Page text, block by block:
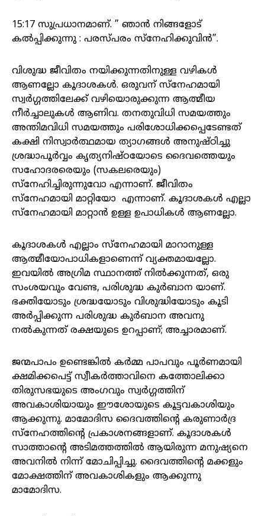
15:17 സുപ്രധാനമാണ്. ” ഞാൻ നിങ്ങളോട്
കൽപ്പിക്കുന്നു : പരസ്പരം സ്നേഹിക്കുവിൻ”.
വിശുദ്ധ ജീവിതം നയിക്കുന്നതിനുള്ള വഴികൾ
ആണല്ലോ കൂദാശകൾ. ഒരുവന് സ്നേഹമായി
സ്വർഗ്ഗത്തിലേക്ക് വഴിയൊരുക്കുന്ന ആത്മീയ
നീർച്ചാലുകൾ ആണിവ. തനതുവിധി സമയത്തും
അന്തിമവിധി സമയത്തും പരിശോധിക്കപ്പെടേണ്ടത്
കക്ഷി നിസ്വാർത്ഥമായ ത്യാഗങ്ങൾ അനുഷ്ഠിച്ചു
ശ്രദ്ധാപൂർവ്വം കൃത്യനിഷ്ഠയോടെ ദൈവത്തെയും
സഹോദരരെയും (സകലരെയും)
സ്നേഹിച്ചിരുന്നുവോ എന്നാണ്. ജീവിതം
സ്നേഹമായി മാറ്റിയോ എന്നാണ്. കൂദാശകൾ എല്ലാ
സ്നേഹമായി മാറ്റാൻ ഉള്ള ഉപാധികൾ ആണല്ലോ.
കൂദാശകൾ എല്ലാം സ്നേഹമായി മാറാനുള്ള
ആത്മീയോപാധികളാണെന്ന് വ്യക്തമായല്ലോ.
ഇവയിൽ അഗ്രിമ സ്ഥാനത്ത് നിൽക്കുന്നത്, ഒരു
സംശയവും വേണ്ട, പരിശുദ്ധ കുർബാന യാണ്.
ഭക്തിയോടും ശ്രദ്ധയോടും വിശുദ്ധിയോടും കൂടി
അർപ്പിക്കുന്ന പരിശുദ്ധ കുർബാന അവനു
നൽകുന്നത് രക്ഷയുടെ ഉറപ്പാണ്; അച്ചാരമാണ്.
ജന്മപാപം ഉണ്ടെങ്കിൽ കർമ്മ പാപവും പൂർണമായി
ക്ഷമിക്കപെട്ട് സ്വീകർത്താവിനെ കത്തോലിക്കാ
തിരുസഭയുടെ അംഗവും സ്വർഗ്ഗത്തിന്
അവകാശിയായും ഈശോയുടെ കൂട്ടവകാശിയും
ആക്കുന്നു. മാമോദിസ ദൈവത്തിന്റെ കരുണാർദ്ര
സ്നേഹത്തിന്റെ പ്രകാശനങ്ങളാണ്. കൂദാശകൾ
സാത്താന്റെ അടിമത്തത്തിൽ ആയിരുന്ന മനുഷ്യനെ
അവനിൽ നിന്ന് മോചിപ്പിച്ചു. ദൈവത്തിന്റെ മക്കളും
മോക്ഷത്തിന് അവകാശികളും ആക്കുന്നു
മാമോദിസ.